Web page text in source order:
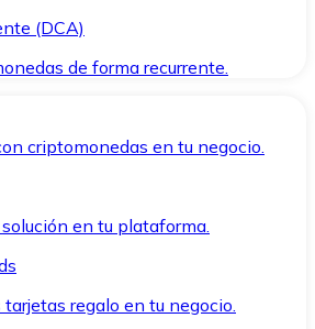
(DCA)
de forma recurrente.
criptomonedas en tu negocio.
en tu plataforma.
regalo en tu negocio.